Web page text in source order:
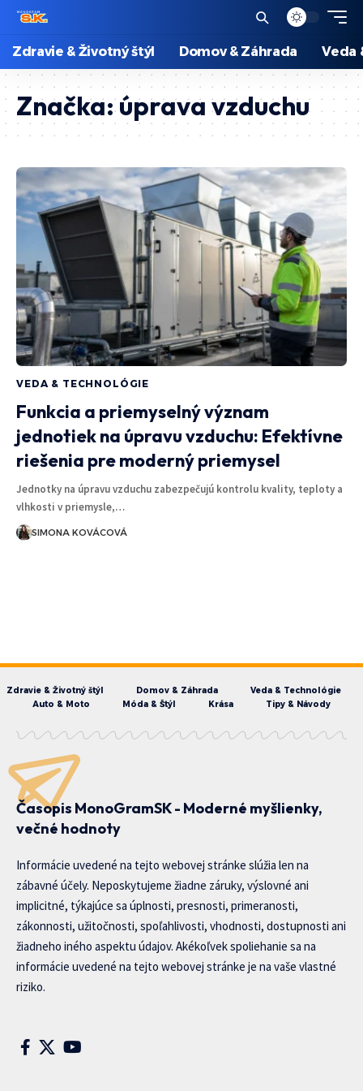
Zdravie & Životný štýl Domov & Záhrada Veda
Značka:úprava vzduchu
VEDA & TECHNOLÓGIE
Funkcia a priemyselný význam
jednotiek na úpravu vzduchu: Efektívne
riešenia pre moderný priemysel
Jednotky na úpravu vzduchu zabezpečujú kontrolu kvality, teploty a
vlhkosti v priemysle,…
SIMONA KOVÁCOVÁ
Zdravie & Životný štýl Domov & Záhrada
Veda & Technológie
Auto & Moto
Móda & Štýl Krása Tipy & Návody
Časopis MonoGramSK - Moderné myšlienky,
večné hodnoty
Informácie uvedené na tejto webovej stránke slúžia len na
zábavné účely. Neposkytujeme žiadne záruky, výslovné ani
implicitné, týkajúce sa úplnosti, presnosti, primeranosti,
zákonnosti, užitočnosti, spoľahlivosti, vhodnosti, dostupnosti ani
žiadneho iného aspektu údajov. Akékoľvek spoliehanie sa na
informácie uvedené na tejto webovej stránke je na vaše vlastné
riziko.